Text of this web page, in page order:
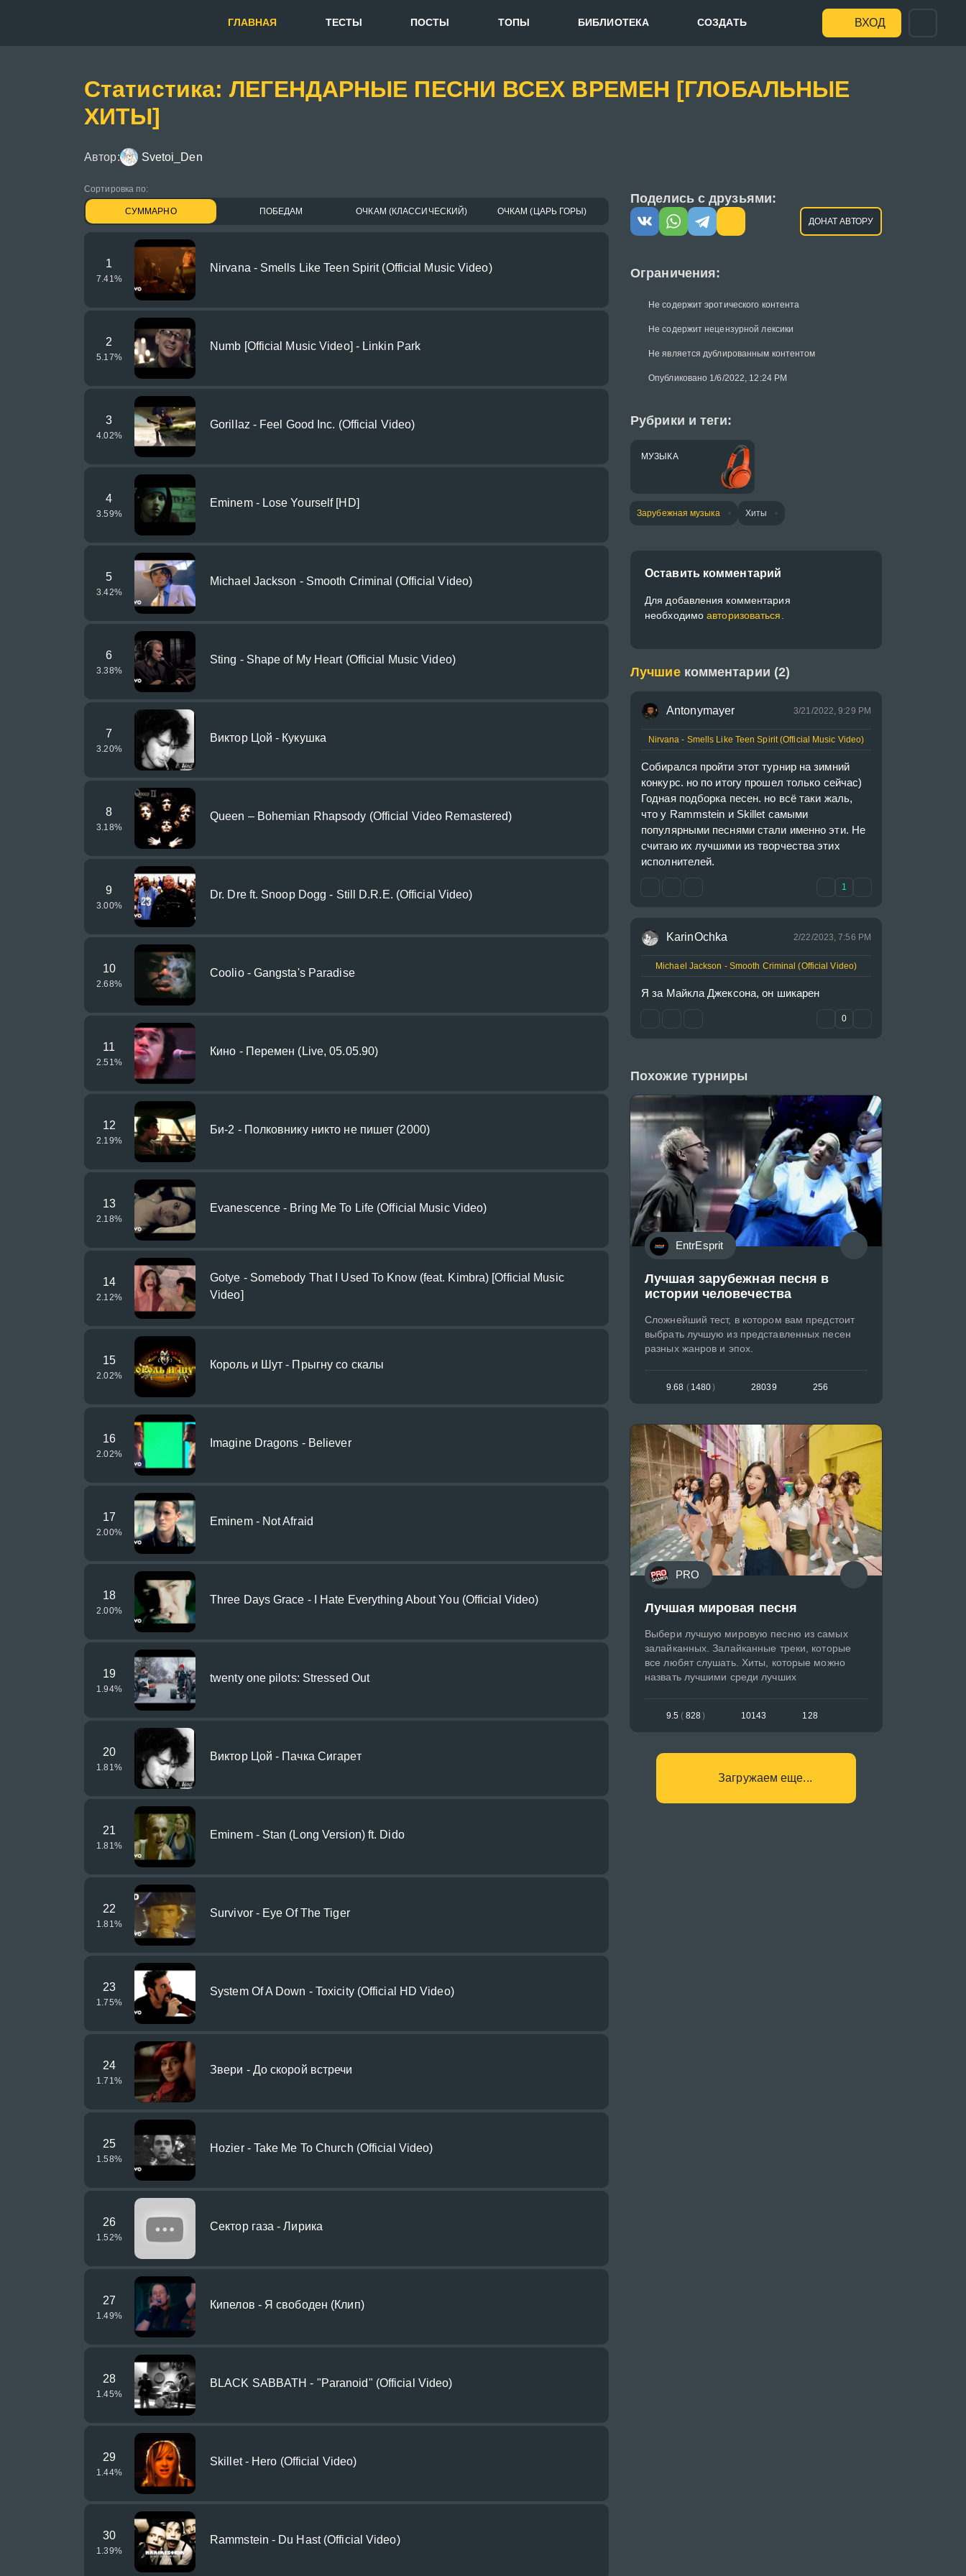
ГЛАВНАЯ ТЕСТЫ ПОСТЫ ТОПЫ БИБЛИОТЕКА СОЗДАТЬ ВХОД
Статистика: ЛЕГЕНДАРНЫЕ ПЕСНИ ВСЕХ ВРЕМЕН [ГЛОБАЛЬНЫЕ
ХИТЫ]
Автор: Svetoi_Den
Сортировка по:
СУММАРНО ПОБЕДАМ ОЧКАМ (КЛАССИЧЕСКИЙ) ОЧКАМ (ЦАРЬ ГОРЫ)
1
7.41 %
Nirvana - Smells Like Teen Spirit (Official Music Video)
2
5.17%
Numb [Official Music Video] - Linkin Park
3
4.02%
Gorillaz - Feel Good Inc. (Official Video)
4
3.59%
Eminem - Lose Yourself [HD]
5
3.42%
Michael Jackson - Smooth Criminal (Official Video)
6
3.38%
Sting - Shape of My Heart (Official Music Video)
7
3.20%
Виктор Цой - Кукушка
8
3.18%
Queen – Bohemian Rhapsody (Official Video Remastered)
9
3.00%
Dr. Dre ft. Snoop Dogg - Still D.R.E. (Official Video)
10
2.68%
Coolio - Gangsta's Paradise
11
2.51 %
Кино - Перемен (Live, 05.05.90)
12
2.19%
Би-2 - Полковнику никто не пишет (2000)
13
2.18%
Evanescence - Bring Me To Life (Official Music Video)
14
2.12%
Gotye - Somebody That I Used To Know (feat. Kimbra) [Official Music
Video]
15
2.02%
Король и Шут - Прыгну со скалы
16
2.02%
Imagine Dragons - Believer
17
2.00%
Eminem - Not Afraid
18
2.00%
Three Days Grace - I Hate Everything About You (Official Video)
19
1.94%
twenty one pilots: Stressed Out
20
1.81 %
Виктор Цой - Пачка Сигарет
21
1.81 %
Eminem - Stan (Long Version) ft. Dido
22
1.81 %
Survivor - Eye Of The Tiger
23
1.75%
System Of A Down - Toxicity (Official HD Video)
24
1.71 %
Звери - До скорой встречи
25
1.58%
Hozier - Take Me To Church (Official Video)
26
1.52%
Сектор газа - Лирика
27
1.49%
Кипелов - Я свободен (Клип)
28
1.45%
BLACK SABBATH - "Paranoid" (Official Video)
29
1.44%
Skillet - Hero (Official Video)
30
1.39%
Rammstein - Du Hast (Official Video)
Поделись с друзьями:
ДОНАТ АВТОРУ
Ограничения:
Не содержит эротического контента
Не содержит нецензурной лексики
Не является дублированным контентом
Опубликовано 1/6/2022, 12:24 PM
Рубрики и теги:
МУЗЫКА
Зарубежная музыка Хиты
Оставить комментарий
Для добавления комментария
необходимоавторизоваться.
Лучшие комментарии (2)
Antonymayer 3/21/2022, 9:29 PM
Nirvana - Smells Like Teen Spirit (Official Music Video)
Собирался пройти этот турнир на зимний
конкурс. но по итогу прошел только сейчас)
Годная подборка песен. но всё таки жаль,
что у Rammstein и Skillet самыми
популярными песнями стали именно эти. Не
считаю их лучшими из творчества этих
исполнителей.
1
KarinOchka 2/22/2023, 7:56 PM
Michael Jackson - Smooth Criminal (Official Video)
Я за Майкла Джексона, он шикарен
0
Похожие турниры
EntrEsprit
Лучшая зарубежная песня в
истории человечества
Сложнейший тест, в котором вам предстоит
выбрать лучшую из представленных песен
разных жанров и эпох.
9.68 ( 1480) 28039 256
PRO
Лучшая мировая песня
Выбери лучшую мировую песню из самых
залайканных. Залайканные треки, которые
все любят слушать. Хиты, которые можно
назвать лучшими среди лучших
9.5 ( 828) 10143 128
Загружаем еще...